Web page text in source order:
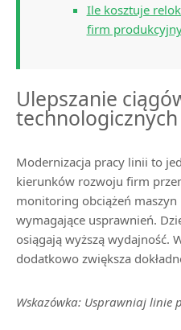
Ile kosztuje
firm
Ulepszanie
technologicznych
Modernizacja pracy linii to
kierunków rozwoju firm
monitoring obciążeń
wymagające usprawnień.
osiągają wyższą wydajność.
dodatkowo zwiększa
Wskazówka: Usprawniaj linie